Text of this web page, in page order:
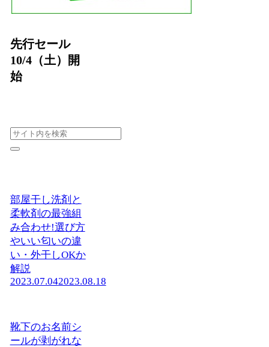
先行セール
10/4（土）開
始
部屋干し洗剤と
柔軟剤の最強組
み合わせ!選び方
やいい匂いの違
い・外干しOKか
解説
2023.07.042023.08.18
靴下のお名前シ
ールが剥がれな